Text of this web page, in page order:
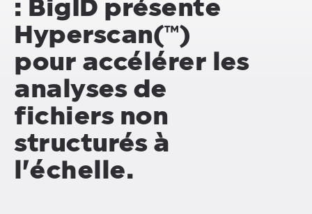
: BigID présente
Hyperscan(™)
pour accélérer les
analyses de
fichiers non
structurés à
l'échelle.